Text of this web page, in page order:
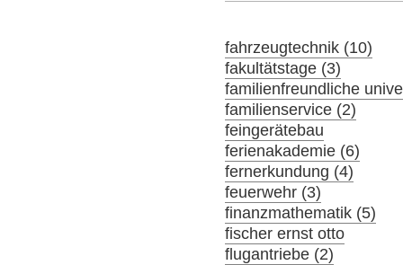
fahrzeugtechnik (10)
fakultätstage (3)
familienfreundliche
familienservice (2)
feingerätebau
ferienakademie (6)
fernerkundung (4)
feuerwehr (3)
finanzmathematik (5)
fischer ernst otto
flugantriebe (2)